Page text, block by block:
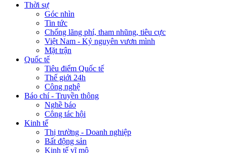
Thời sự
Góc nhìn
Tin tức
Chống lãng phí, tham nhũng, tiêu cực
Việt Nam - Kỷ nguyên vươn mình
Mặt trận
Quốc tế
Tiêu điểm Quốc tế
Thế giới 24h
Công nghệ
Báo chí - Truyền thông
Nghề báo
Công tác hội
Kinh tế
Thị trường - Doanh nghiệp
Bất động sản
Kinh tế vĩ mô